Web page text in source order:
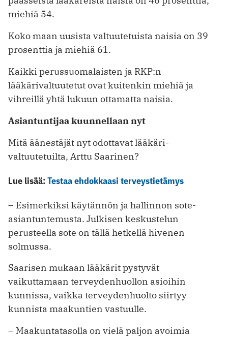
miehiä 54.
Koko maan uusista valtuutetuista naisia on 39
prosenttia ja miehiä 61.
Kaikki perussuomalaisten ja RKP:n
lääkärivaltuutetut ovat kuitenkin miehiä ja
vihreillä yhtä lukuun ottamatta naisia.
Asiantuntijaa kuunnellaan nyt
Mitä äänestäjät nyt odottavat lääkäri­
valtuutetuilta, Arttu Saarinen?
Lue lisää:Testaa ehdokkaasi terveystietämys
– Esimerkiksi käytännön ja hallinnon sote-
asiantuntemusta. Julkisen keskustelun
perusteella sote on tällä hetkellä hivenen
solmussa.
Saarisen mukaan lääkärit pystyvät
vaikuttamaan terveydenhuollon asioihin
kunnissa, vaikka terveydenhuolto siirtyy
kunnista maakuntien vastuulle.
– Maakuntatasolla on vielä paljon avoimia